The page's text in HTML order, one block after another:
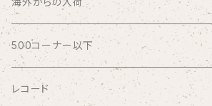
AFRICA
AGU
500コーナー以下
レコード